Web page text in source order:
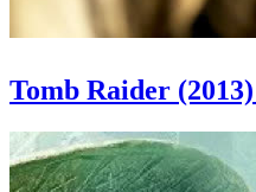
Tomb Raider